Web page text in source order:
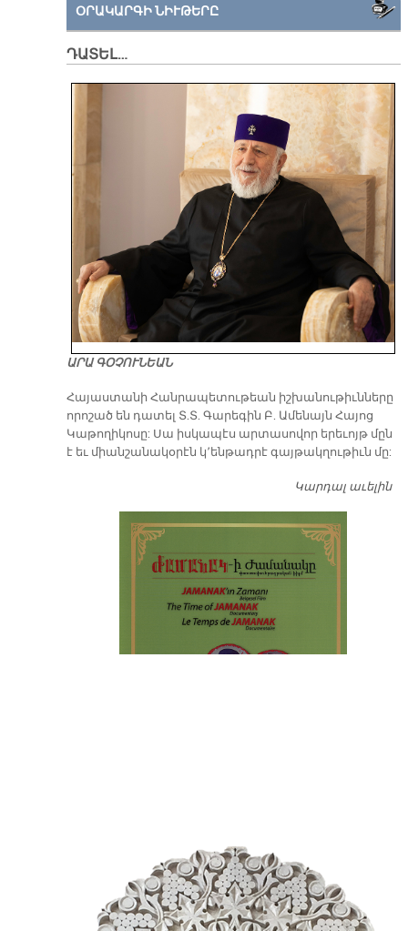
ՕՐԱԿԱՐԳԻ ՆԻՒԹԵՐԸ
ԴԱՏԵԼ…
ԱՐԱ ԳՕՉՈՒՆԵԱՆ
​Հայաստանի Հանրապետութեան իշխանութիւնները
որոշած են դատել Տ.Տ. Գարեգին Բ. Ամենայն Հայոց
Կաթողիկոսը: Սա իսկապէս արտասովոր երեւոյթ մըն
է եւ միանշանակօրէն կ՚ենթադրէ գայթակղութիւն մը:
Կարդալ աւելին